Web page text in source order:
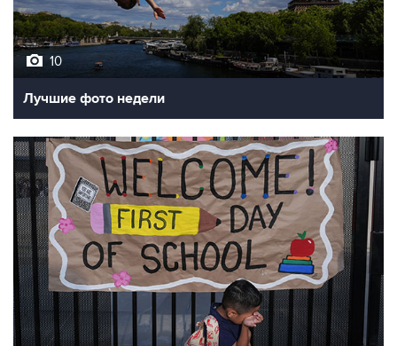
10
Лучшие фото недели